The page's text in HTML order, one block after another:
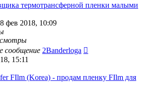
термотрансферной пленки малыми
фев 2018, 10:09
сообщение 2Banderloga
15:11
FIlm (Korea) - продам пленку FIlm для